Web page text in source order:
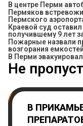
В центре Перми
Пермяков
Пермского
Краевой суд
получившему 9 лет
Пожарные назвали
возгорания
В Перми
Не
В